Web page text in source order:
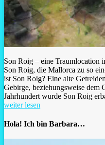
Son Roig – eine Traumlocation
Son Roig, die Mallorca zu so
ist Son Roig? Eine alte
Gebirge, beziehungsweise dem
Jahrhundert wurde Son Roig
weiter lesen
Hola! Ich bin Barbara…